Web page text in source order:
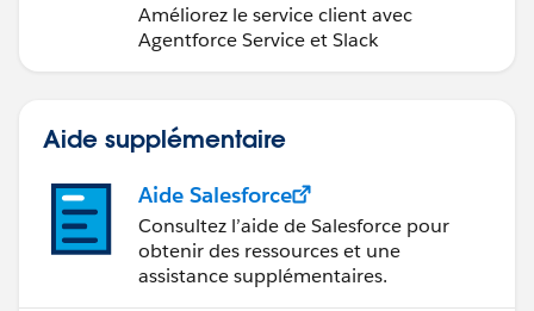
Améliorez le service client avec
Agentforce Service et Slack
Aide supplémentaire
Aide Salesforce
Consultez l’aide de Salesforce pour
obtenir des ressources et une
assistance supplémentaires.